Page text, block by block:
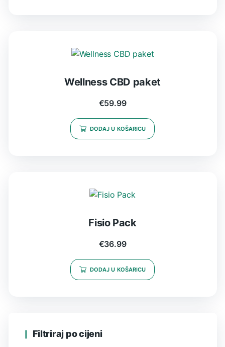
Wellness CBD paket
€59.99
DODAJ U KOŠARICU
Fisio Pack
€36.99
DODAJ U KOŠARICU
Filtriraj po cijeni